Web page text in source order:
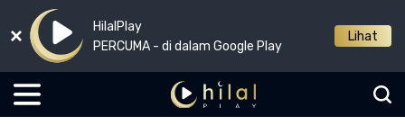
HilalPlay
PERCUMA - di dalam Google Play
Lihat